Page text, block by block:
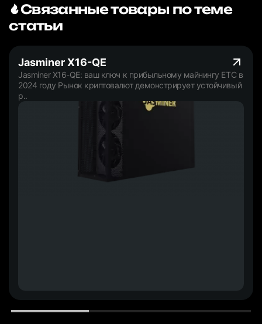
Связанные товары по теме
статьи
Jasminer X16-QE
Jasminer X16-QE: ваш ключ к прибыльному майнингу ETC в
2024 году Рынок криптовалют демонстрирует устойчивый
р..